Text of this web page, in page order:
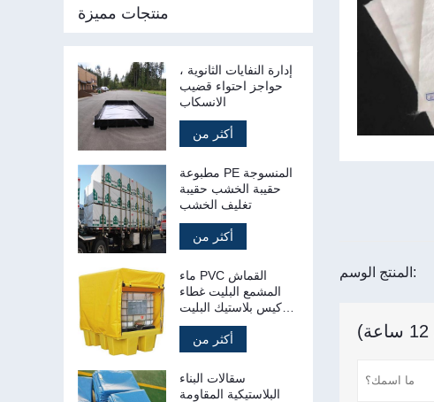
المنتج الوسم:
منتجات مميزة
إدارة النفايات الثانوية ،
حواجز احتواء قضيب
الانسكاب
أكثر من
مطبوعة PE المنسوجة
حقيبة الخشب حقيبة
تغليف الخشب
أكثر من
ماء PVC القماش
المشمع البليت غطاء
كيس بلاستيك البليت
قماش القنب
أكثر من
سقالات البناء
البلاستيكية المقاومة